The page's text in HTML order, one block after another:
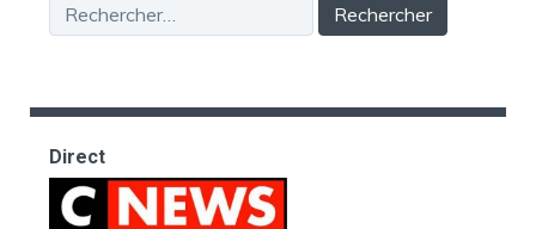
Rechercher :
Direct